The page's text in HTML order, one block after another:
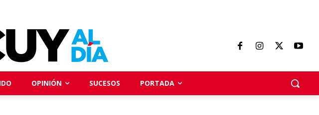
OPINIÓN SUCESOS PORTADA